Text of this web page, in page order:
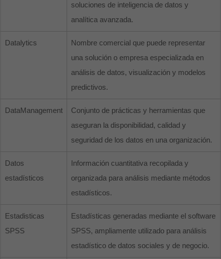
soluciones de inteligencia de datos y
analítica avanzada.
Datalytics
Nombre comercial que puede representar
una solución o empresa especializada en
análisis de datos, visualización y modelos
predictivos.
DataManagement
Conjunto de prácticas y herramientas que
aseguran la disponibilidad, calidad y
seguridad de los datos en una organización.
Datos
estadísticos
Información cuantitativa recopilada y
organizada para análisis mediante métodos
estadísticos.
Estadisticas
SPSS
Estadísticas generadas mediante el software
SPSS, ampliamente utilizado para análisis
estadístico de datos sociales y de negocio.